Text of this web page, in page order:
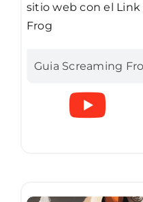
sitio web con el Link
Frog
Guia Screaming